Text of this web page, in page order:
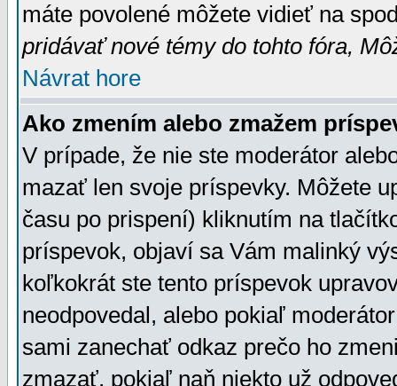
máte povolené môžete vidieť na
pridávať nové témy do tohto fóra,
Návrat hore
Ako zmením alebo zmažem
V prípade, že nie ste moderátor
mazať len svoje príspevky. Môžete
času po prispení) kliknutím na
príspevok, objaví sa Vám malinký
koľkokrát ste tento príspevok
neodpovedal, alebo pokiaľ
sami zanechať odkaz prečo ho
zmazať, pokiaľ naň niekto už